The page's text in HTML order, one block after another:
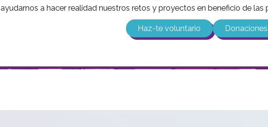
ayudarnos a hacer realidad nuestros retos y proyectos en beneficio de
Haz-te voluntario Donaciones